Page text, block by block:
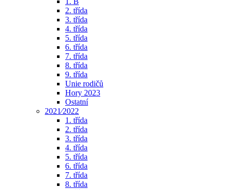
2. třída
3. třída
4. třída
5. třída
6. třída
7. třída
8. třída
9. třída
Unie rodičů
Hory 2023
Ostatní
2021⁄2022
1. třída
2. třída
3. třída
4. třída
5. třída
6. třída
7. třída
8. třída